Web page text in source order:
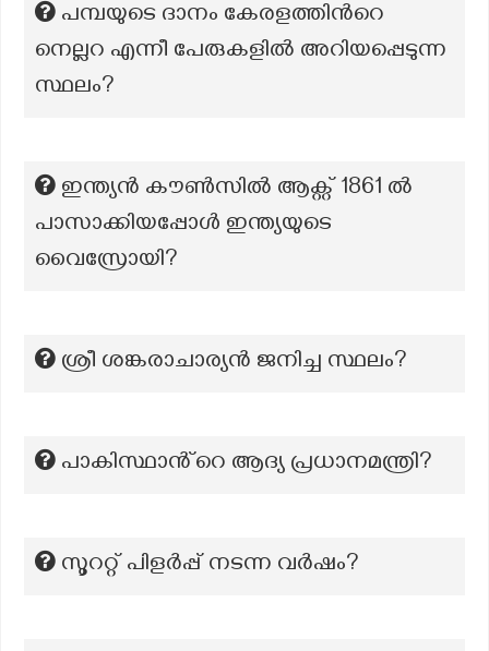
പമ്പയുടെ ദാനം കേരളത്തിന്‍റെ
നെല്ലറ എന്നീ പേരുകളില്‍ അറിയപ്പെടുന്ന
സ്ഥലം?
ഇന്ത്യൻ കൗൺസിൽ ആക്റ്റ് 1861 ൽ
പാസാക്കിയപ്പോൾ ഇന്ത്യയുടെ
വൈസ്രോയി?
ശ്രീ ശങ്കരാചാര്യന്‍ ജനിച്ച സ്ഥലം?
പാകിസ്ഥാൻ്റെ ആദ്യ പ്രധാനമന്ത്രി?
സൂററ്റ് പിളർപ്പ് നടന്ന വർഷം?